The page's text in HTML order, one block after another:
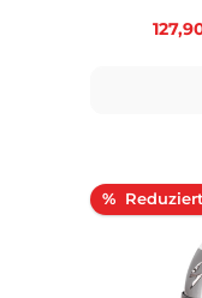
% Rabatt